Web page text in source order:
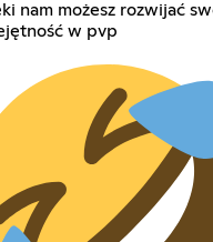
nam możesz rozwijać
w pvp